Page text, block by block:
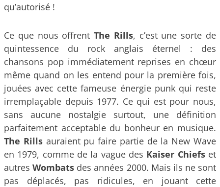
qu’autorisé !
Ce que nous offrentThe Rills, c’est une sorte de
quintessence du rock anglais éternel : des
chansons pop immédiatement reprises en chœur
même quand on les entend pour la première fois,
jouées avec cette fameuse énergie punk qui reste
irremplaçable depuis 1977. Ce qui est pour nous,
sans aucune nostalgie surtout, une définition
parfaitement acceptable du bonheur en musique.
The Rillsauraient pu faire partie de la New Wave
en 1979, comme de la vague des Kaiser Chiefset
autresWombats des années 2000. Mais ils ne sont
pas déplacés, pas ridicules, en jouant cette